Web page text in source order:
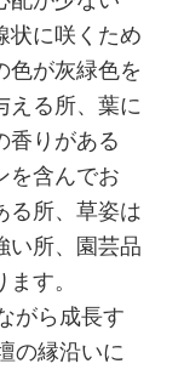
状に咲くため
色が灰緑色を
える所、葉に
香りがある
を含んでお
る所、草姿は
い所、園芸品
す。
がら成長す
の縁沿いに